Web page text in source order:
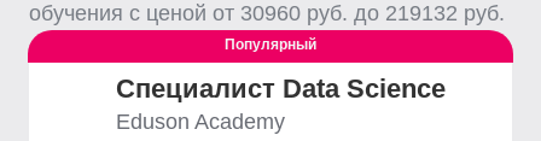
обучения с ценой от 30960 руб. до 219132 руб.
Популярный
Специалист Data Science
Eduson Academy